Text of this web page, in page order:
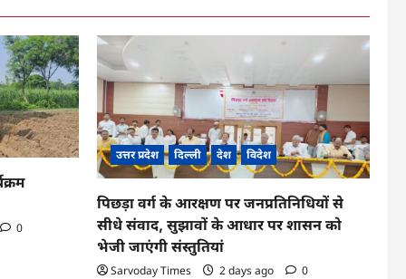
0
उत्तर प्रदेश दिल्ली देश विदेश
पिछड़ा वर्ग के आरक्षण पर जनप्रतिनिधियों से
सीधे संवाद, सुझावों के आधार पर शासन को
भेजी जाएंगी संस्तुतियां
Sarvoday Times 2 days ago 0